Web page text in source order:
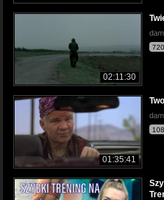
02:11:30
01:35:41